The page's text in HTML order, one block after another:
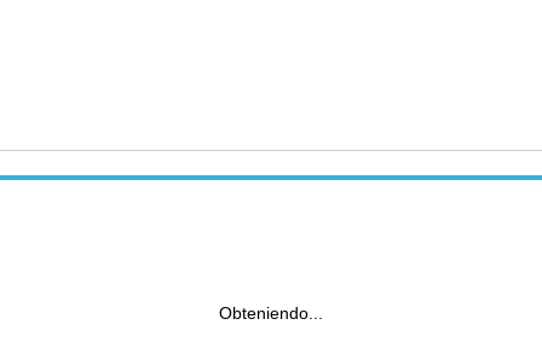
Obteniendo...